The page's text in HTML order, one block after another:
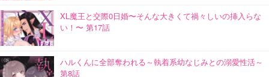
XL魔王と交際0日婚〜そんな大きくて禍々しいの挿入らな
い！〜 第17話
ハルくんに全部奪われる～執着系幼なじみとの溺愛性活～
第8話